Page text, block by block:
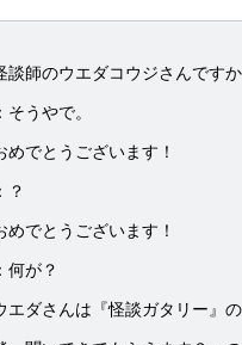
談師のウエダコウジさんですか
そうやで。
めでとうございます！
？
めでとうございます！
何が？
エダさんは『怪談ガタリー』